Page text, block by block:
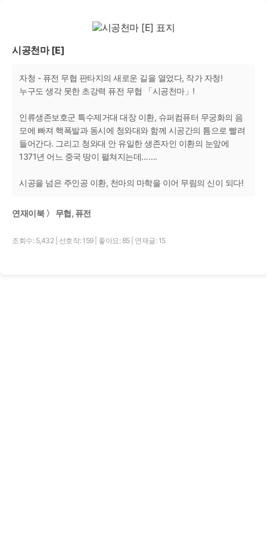
시공천마 [E]
자청 - 퓨전 무협 판타지의 새로운 길을 열었다, 작가 자청!
누구도 생각 못한 초강력 퓨전 무협 「시공천마」!
인류생존보호군 특수제거대 대장 이환, 슈퍼컴퓨터 무궁화의 음
모에 빠져 핵폭발과 동시에 청와대와 함께 시공간의 틈으로 빨려
들어간다. 그리고 청와대 안 유일한 생존자인 이환의 눈앞에
1371년 어느 중국 땅이 펼쳐지는데…….
시공을 넘은 주인공 이환, 천마의 마학을 이어 무림의 신이 되다!
연재이북 〉 무협, 퓨전
조회수: 5,432 선호작: 159 좋아요: 85 연재글: 15